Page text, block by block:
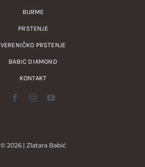
BURME
PRSTENJE
VERENIČKO PRSTENJE
BABIC DIAMOND
KONTAKT
© 2026 | Zlatara Babić